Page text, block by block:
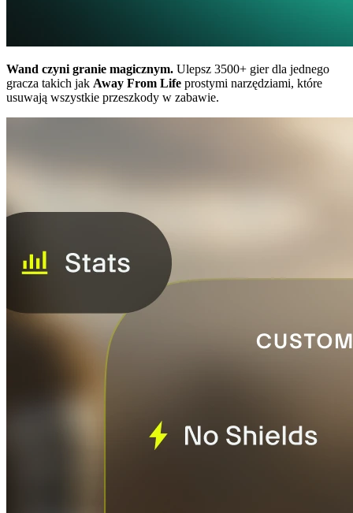
Wand czyni granie magicznym. Ulepsz 3500+ gier dla jednego
gracza takich jak Away From Life prostymi narzędziami, które
usuwają wszystkie przeszkody w zabawie.